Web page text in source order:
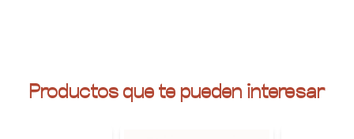
Productos que te pueden interesar